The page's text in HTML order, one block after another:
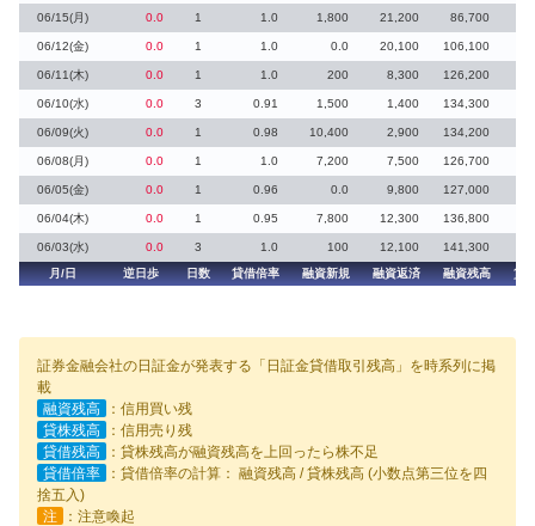
06/15(月) 0.0 1 1.0 1,800 21,200 86,700
06/12(金) 0.0 1 1.0 0.0 20,100 106,100
06/11(木) 0.0 1 1.0 200 8,300 126,200
06/10(水) 0.0 3 0.91 1,500 1,400 134,300
06/09(火) 0.0 1 0.98 10,400 2,900 134,200
06/08(月) 0.0 1 1.0 7,200 7,500 126,700
06/05(金) 0.0 1 0.96 0.0 9,800 127,000
06/04(木) 0.0 1 0.95 7,800 12,300 136,800
06/03(水) 0.0 3 1.0 100 12,100
141,300
月/日
逆日歩 日数 貸借倍率 融資新規 融資返済 融資残高 貸
証券金融会社の日証金が発表する「日証金貸借取引残高」を時系列に掲
載
融資残高
：信用買い残
貸株残高
：信用売り残
貸借残高
：貸株残高が融資残高を上回ったら株不足
貸借倍率
：貸借倍率の計算： 融資残高 / 貸株残高 (小数点第三位を四
捨五入)
注
：注意喚起